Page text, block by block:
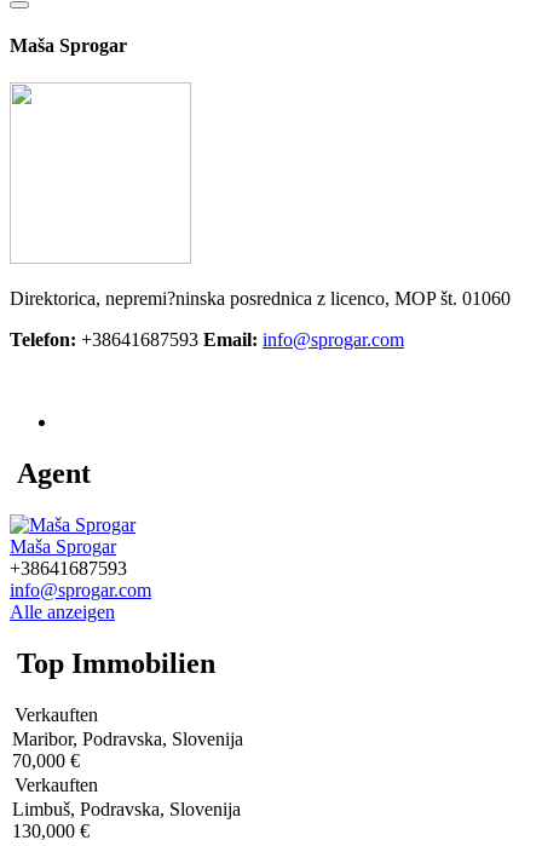
Maša Sprogar
Direktorica, nepremi?ninska posrednica z licenco, MOP št. 01060
Telefon: +38641687593 Email: info@sprogar.com
Agent
Maša Sprogar
+38641687593
info@sprogar.com
Alle anzeigen
Top Immobilien
Verkauften
Maribor, Podravska, Slovenija
70,000 €
Verkauften
Limbuš, Podravska, Slovenija
130,000 €